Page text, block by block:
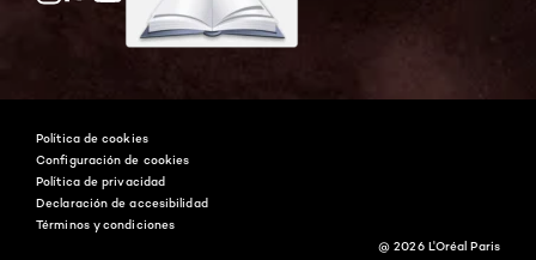
Facebook
YouTube
Política de cookies
Configuración de cookies
Política de privacidad
Declaración de accesibilidad
Términos y condiciones
@ 2026 L'Oréal Paris